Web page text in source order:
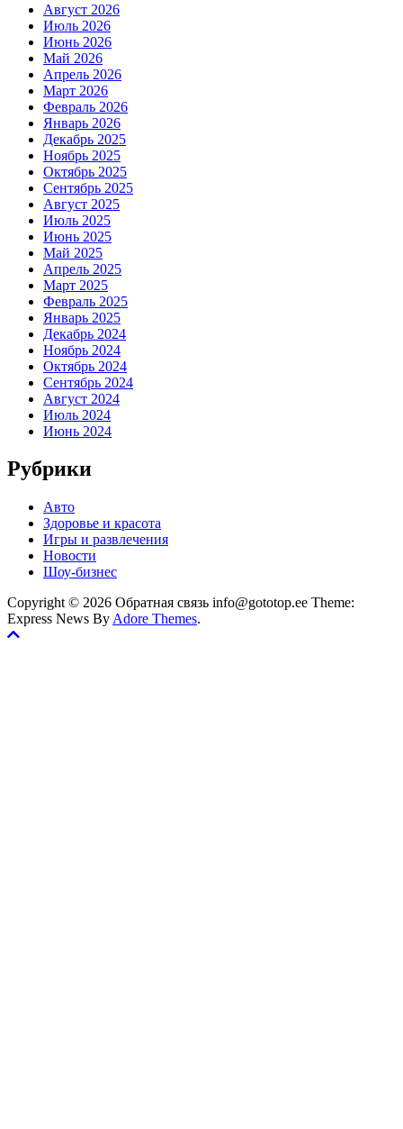
Август 2026
Июль 2026
Июнь 2026
Май 2026
Апрель 2026
Март 2026
Февраль 2026
Январь 2026
Декабрь 2025
Ноябрь 2025
Октябрь 2025
Сентябрь 2025
Август 2025
Июль 2025
Июнь 2025
Май 2025
Апрель 2025
Март 2025
Февраль 2025
Январь 2025
Декабрь 2024
Ноябрь 2024
Октябрь 2024
Сентябрь 2024
Август 2024
Июль 2024
Июнь 2024
Рубрики
Авто
Здоровье и красота
Игры и развлечения
Новости
Шоу-бизнес
Copyright © 2026 Обратная связь info@gototop.ee Theme:
Express News By Adore Themes.